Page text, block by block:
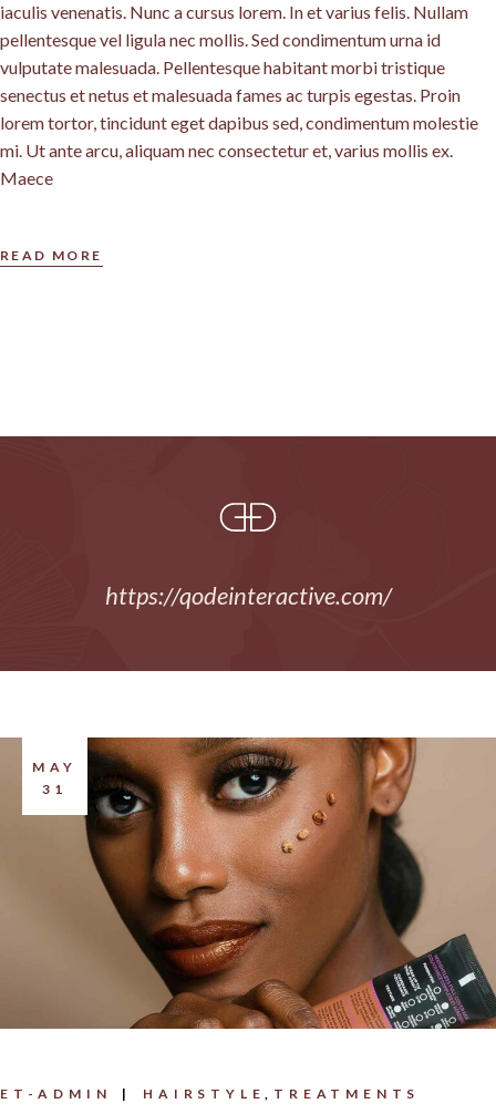
iaculis venenatis. Nunc a cursus lorem. In et varius felis. Nullam
pellentesque vel ligula nec mollis. Sed condimentum urna id
vulputate malesuada. Pellentesque habitant morbi tristique
senectus et netus et malesuada fames ac turpis egestas. Proin
lorem tortor, tincidunt eget dapibus sed, condimentum molestie
mi. Ut ante arcu, aliquam nec consectetur et, varius mollis ex.
Maece
READ MORE
https://qodeinteractive.com/
MAY
31
ET-ADMIN HAIRSTYLE TREATMENTS